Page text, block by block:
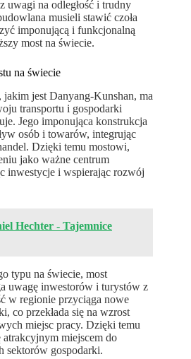
uwagi na odległość i trudny
musieli stawić czoła
imponującą i funkcjonalną
most na świecie.
na świecie
jakim jest Danyang-Kunshan, ma
transportu i gospodarki
Jego imponująca konstrukcja
osób i towarów, integrując
Dzięki temu mostowi,
jako ważne centrum
inwestycje i wspierając rozwój
Hechter - Tajemnice
typu na świecie, most
uwagę inwestorów i turystów z
w regionie przyciąga nowe
co przekłada się na wzrost
miejsc pracy. Dzięki temu
miejscem do
sektorów gospodarki.